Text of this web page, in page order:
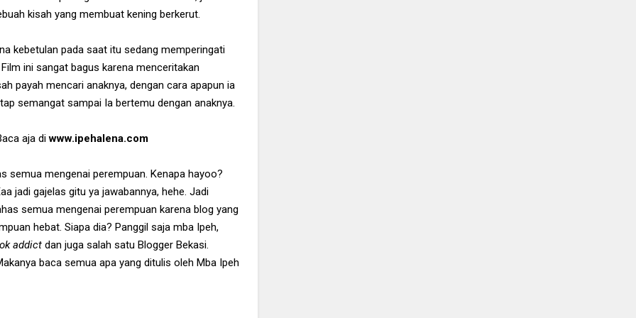
kisah yang membuat kening berkerut.
kebetulan pada saat itu sedang memperingati
ini sangat bagus karena menceritakan
payah mencari anaknya, dengan cara apapun ia
semangat sampai Ia bertemu dengan anaknya.
aja diwww.ipehalena.com
semua mengenai perempuan. Kenapa hayoo?
jadi gajelas gitu ya jawabannya, hehe. Jadi
semua mengenai perempuan karena blog yang
hebat. Siapa dia? Panggil saja mba Ipeh,
addict dan juga salah satu Blogger Bekasi.
baca semua apa yang ditulis oleh Mba Ipeh